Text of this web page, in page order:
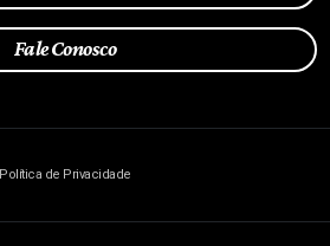
Fale Conosco
Política de Privacidade